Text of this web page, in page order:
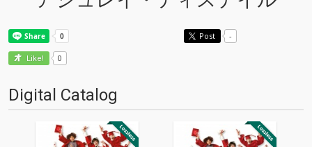
Post -
Like! 0
Digital Catalog